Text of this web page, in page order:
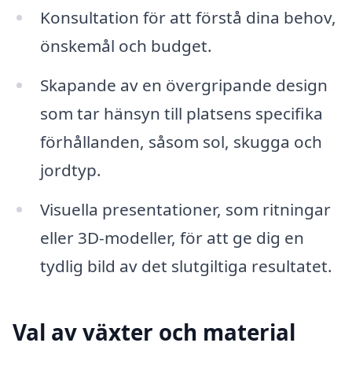
Konsultation för att förstå dina behov,
önskemål och budget.
Skapande av en övergripande design
som tar hänsyn till platsens specifika
förhållanden, såsom sol, skugga och
jordtyp.
Visuella presentationer, som ritningar
eller 3D-modeller, för att ge dig en
tydlig bild av det slutgiltiga resultatet.
Val av växter och material